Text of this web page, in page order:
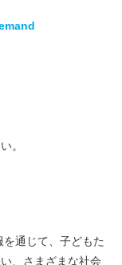
。
通じて、子どもた
、さまざまな社会